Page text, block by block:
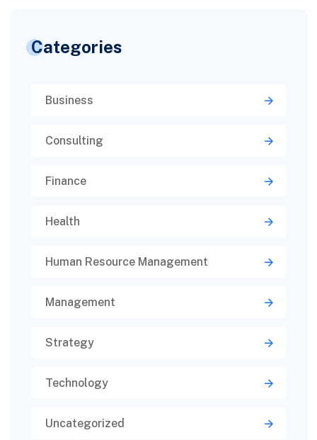
Categories
Business
Consulting
Finance
Health
Human Resource Management
Management
Strategy
Technology
Uncategorized